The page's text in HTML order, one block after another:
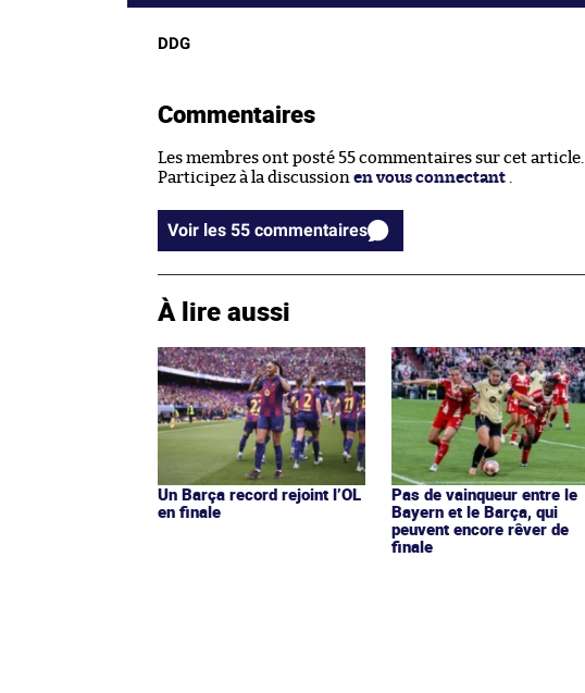
DDG
Commentaires
Les membres ont posté 55 commentaires sur cet article.
Participez à la discussion en vous connectant .
Voir les 55 commentaires
À lire aussi
Un Barça record rejoint l’OL
en finale
Pas de vainqueur entre le
Bayern et le Barça, qui
peuvent encore rêver de
finale